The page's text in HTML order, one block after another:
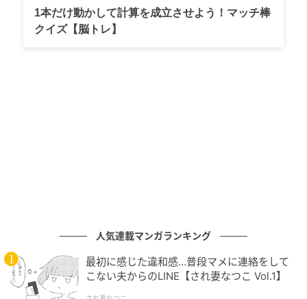
います。「65歳からのハワイ」では、移動や滞在の負
担を軽減した工程や機内サービス、サポート体制の充
1本だけ動かして計算を成立させよう！マッチ棒
クイズ【脳トレ】
人気連載マンガランキング
最初に感じた違和感…普段マメに連絡をして
こない夫からのLINE【され妻なつこ Vol.1】